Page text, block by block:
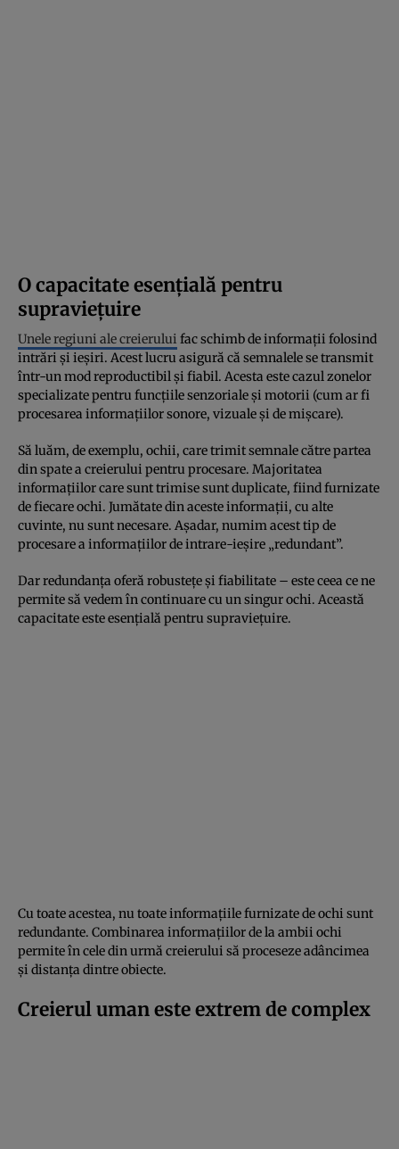
O capacitate esențială pentru
supraviețuire
Unele regiuni ale creierului fac schimb de informații folosind
intrări și ieșiri. Acest lucru asigură că semnalele se transmit
într-un mod reproductibil și fiabil. Acesta este cazul zonelor
specializate pentru funcțiile senzoriale și motorii (cum ar fi
procesarea informațiilor sonore, vizuale și de mișcare).
Să luăm, de exemplu, ochii, care trimit semnale către partea
din spate a creierului pentru procesare. Majoritatea
informațiilor care sunt trimise sunt duplicate, fiind furnizate
de fiecare ochi. Jumătate din aceste informații, cu alte
cuvinte, nu sunt necesare. Așadar, numim acest tip de
procesare a informațiilor de intrare-ieșire „redundant”.
Dar redundanța oferă robustețe și fiabilitate – este ceea ce ne
permite să vedem în continuare cu un singur ochi. Această
capacitate este esențială pentru supraviețuire.
Cu toate acestea, nu toate informațiile furnizate de ochi sunt
redundante. Combinarea informațiilor de la ambii ochi
permite în cele din urmă creierului să proceseze adâncimea
și distanța dintre obiecte.
Creierul uman este extrem de complex